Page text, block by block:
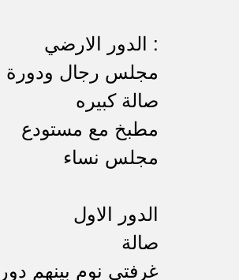
الدور الارضي :
مجلس رجال ودورة
صالة كبيره
مطبخ مع مستودع
مجلس نساء
الدور الاول
صالة
غرفتي نوم بينهم